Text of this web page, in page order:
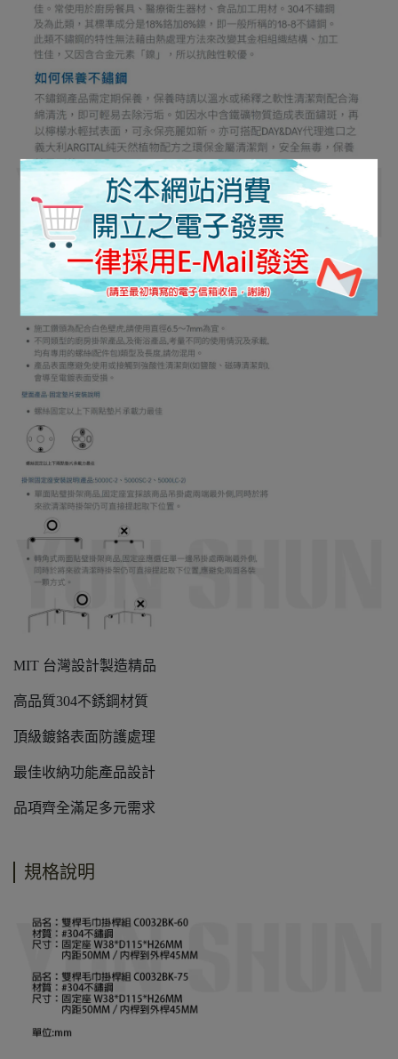
MIT 台灣設計製造精品
高品質304不銹鋼材質
頂級鍍鉻表面防護處理
最佳收納功能產品設計
品項齊全滿足多元需求
規格說明